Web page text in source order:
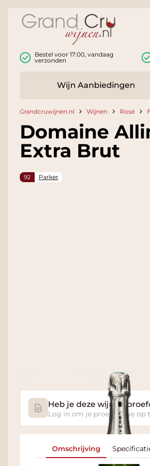
Bestel voor 17:00, vandaag
verzonden
Wijn Aanbiedingen
Grandcruwijnen.nl Wijnen Rosé
Domaine
Extra Brut
92 Parker
Heb je deze wijn
Log in om je proefnotitie op
Omschrijving